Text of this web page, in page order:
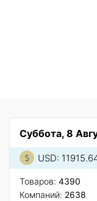
Суббота, 8
USD:
Товаров: 4390
Компаний: 2638